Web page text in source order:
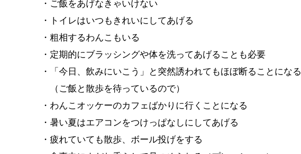
・ご飯をあげなきゃいけない
・トイレはいつもきれいにしてあげる
・粗相するわんこもいる
・定期的にブラッシングや体を洗ってあげることも必要
・「今日、飲みにいこう」と突然誘われてもほぼ断ることになる
（ご飯と散歩を待っているので）
・わんこオッケーのカフェばかりに行くことになる
・暑い夏はエアコンをつけっぱなしにしてあげる
・疲れていても散歩、ボール投げをする